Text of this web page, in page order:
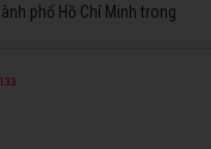
phố Hồ Chí Minh trong